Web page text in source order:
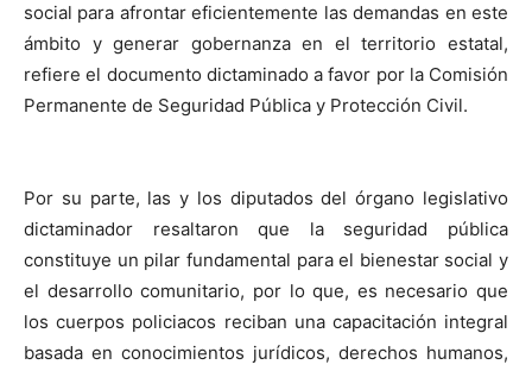
social para afrontar eficientemente las demandas en este
ámbito y generar gobernanza en el territorio estatal,
refiere el documento dictaminado a favor por la Comisión
Permanente de Seguridad Pública y Protección Civil.
Por su parte, las y los diputados del órgano legislativo
dictaminador resaltaron que la seguridad pública
constituye un pilar fundamental para el bienestar social y
el desarrollo comunitario, por lo que, es necesario que
los cuerpos policiacos reciban una capacitación integral
basada en conocimientos jurídicos, derechos humanos,